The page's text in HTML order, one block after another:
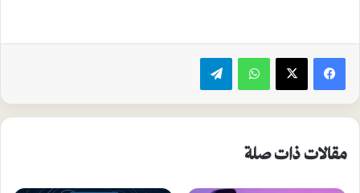
واتسابتيلقرام
مقالات ذات صلة